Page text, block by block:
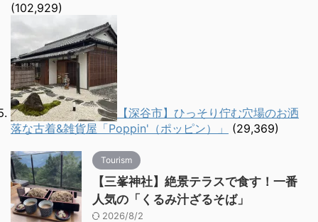
(102,929)
【深谷市】ひっそり佇む穴場のお洒
落な古着&雑貨屋「Poppin'（ポッピン）」
(29,369)
Tourism
【三峯神社】絶景テラスで食す！一番
人気の「くるみ汁ざるそば」
2026/8/2